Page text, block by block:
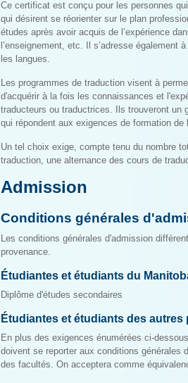
Ce certificat est conçu pour les personnes
qui désirent se réorienter sur le plan
études après avoir acquis de l’expérience
l’enseignement, etc. Il s’adresse
les langues.
Les programmes de traduction visent à
d'acquérir à la fois les connaissances et
traducteurs ou traductrices. Ils trouveront un
qui répondent aux exigences de formation
Un tel choix exige, compte tenu du nombre
traduction, une alternance des cours de
Admission
Conditions générales
Les conditions générales d'admission
provenance.
Étudiantes et étudiants du
Diplôme d'études secondaires
Étudiantes et étudiants des
En plus des exigences énumérées ci-
doivent se reporter aux conditions générales
des facultés. On acceptera comme